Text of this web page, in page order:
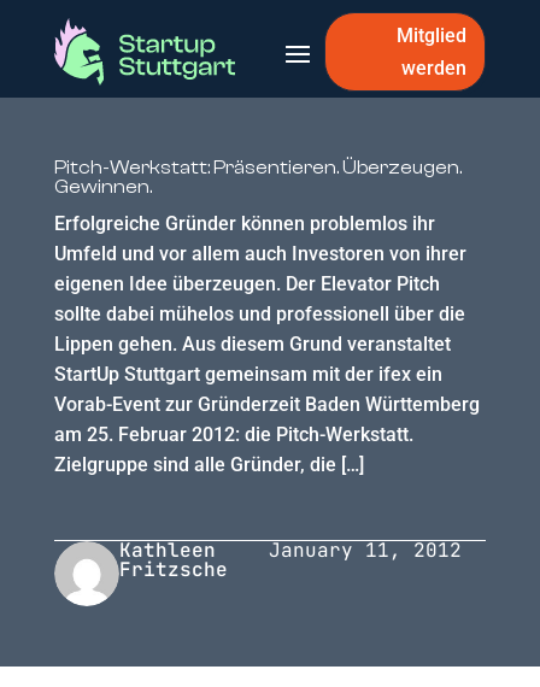
Mitglied
werden
Pitch-Werkstatt: Präsentieren. Überzeugen.
Gewinnen.
Erfolgreiche Gründer können problemlos ihr
Umfeld und vor allem auch Investoren von ihrer
eigenen Idee überzeugen. Der Elevator Pitch
sollte dabei mühelos und professionell über die
Lippen gehen. Aus diesem Grund veranstaltet
StartUp Stuttgart gemeinsam mit der ifex ein
Vorab-Event zur Gründerzeit Baden Württemberg
am 25. Februar 2012: die Pitch-Werkstatt.
Zielgruppe sind alle Gründer, die […]
Kathleen
Fritzsche
January 11, 2012